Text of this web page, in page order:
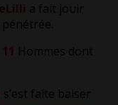
a fait jouir
11 Hommes dont
s’est faite baiser